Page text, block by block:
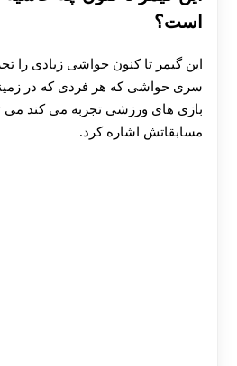
است؟
این گیمر تا کنون حواشی زیادی را
سری حواشی که هر فردی که در زمینه
بازی های ورزشی تجربه می کند
مسابقاتش اشاره کرد.